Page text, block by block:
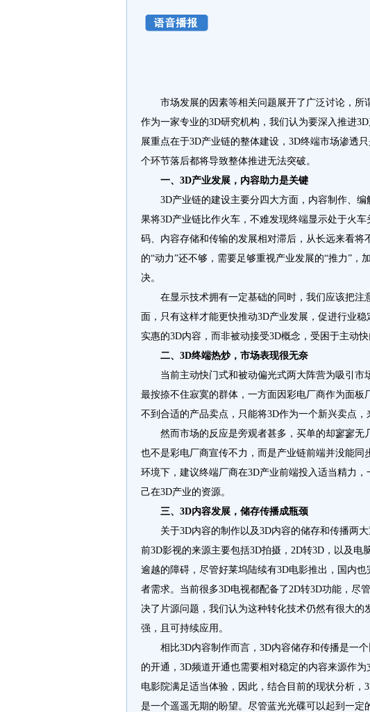
市场发展的因素等相关问题展开了广泛讨论，所
作为一家专业的3D研究机构，我们认为要深入推进
展重点在于3D产业链的整体建设，3D终端市场渗透
个环节落后都将导致整体推进无法突破。
一、3D产业发展，内容助力是关键
3D产业链的建设主要分四大方面，内容制作、编
果将3D产业链比作火车，不难发现终端显示处于火
码、内容存储和传输的发展相对滞后，从长远来看
的“动力”还不够，需要足够重视产业发展的“推力”
决。
在显示技术拥有一定基础的同时，我们应该把注
面，只有这样才能更快推动3D产业发展，促进行业
实惠的3D内容，而非被动接受3D概念，受困于主动
二、3D终端热炒，市场表现很无奈
当前主动快门式和被动偏光式两大阵营为吸引市
最按捺不住寂寞的群体，一方面因彩电厂商作为面
不到合适的产品卖点，只能将3D作为一个新兴卖点，
然而市场的反应是旁观者甚多，买单的却寥寥无
也不是彩电厂商宣传不力，而是产业链前端并没能
环境下，建议终端厂商在3D产业前端投入适当精力
己在3D产业的资源。
三、3D内容发展，储存传播成瓶颈
关于3D内容的制作以及3D内容的储存和传播两大
前3D影视的来源主要包括3D拍摄，2D转3D，以及电
逾越的障碍，尽管好莱坞陆续有3D电影推出，国内
者需求。当前很多3D电视都配备了2D转3D功能，尽
决了片源问题，我们认为这种转化技术仍然有很大
强，且可持续应用。
相比3D内容制作而言，3D内容储存和传播是一个
的开通，3D频道开通也需要相对稳定的内容来源作
电影院满足适当体验，因此，结合目前的现状分析
是一个遥遥无期的盼望。尽管蓝光光碟可以起到一